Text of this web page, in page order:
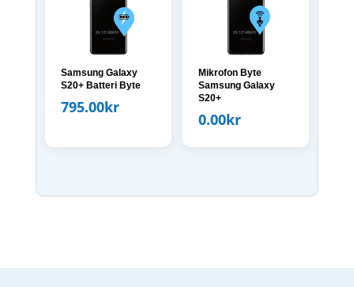
Samsung Galaxy
S20+ Batteri Byte
795.00kr
Mikrofon Byte
Samsung Galaxy
S20+
0.00kr